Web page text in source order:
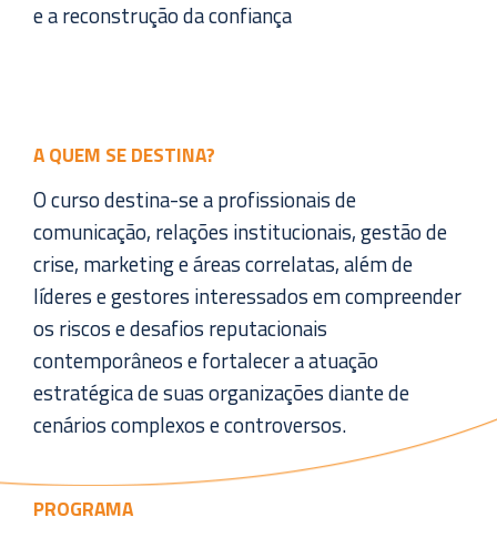
e a reconstrução da confiança
A QUEM SE DESTINA?
O curso destina-se a profissionais de
comunicação, relações institucionais, gestão de
crise, marketing e áreas correlatas, além de
líderes e gestores interessados em compreender
os riscos e desafios reputacionais
contemporâneos e fortalecer a atuação
estratégica de suas organizações diante de
cenários complexos e controversos.
PROGRAMA